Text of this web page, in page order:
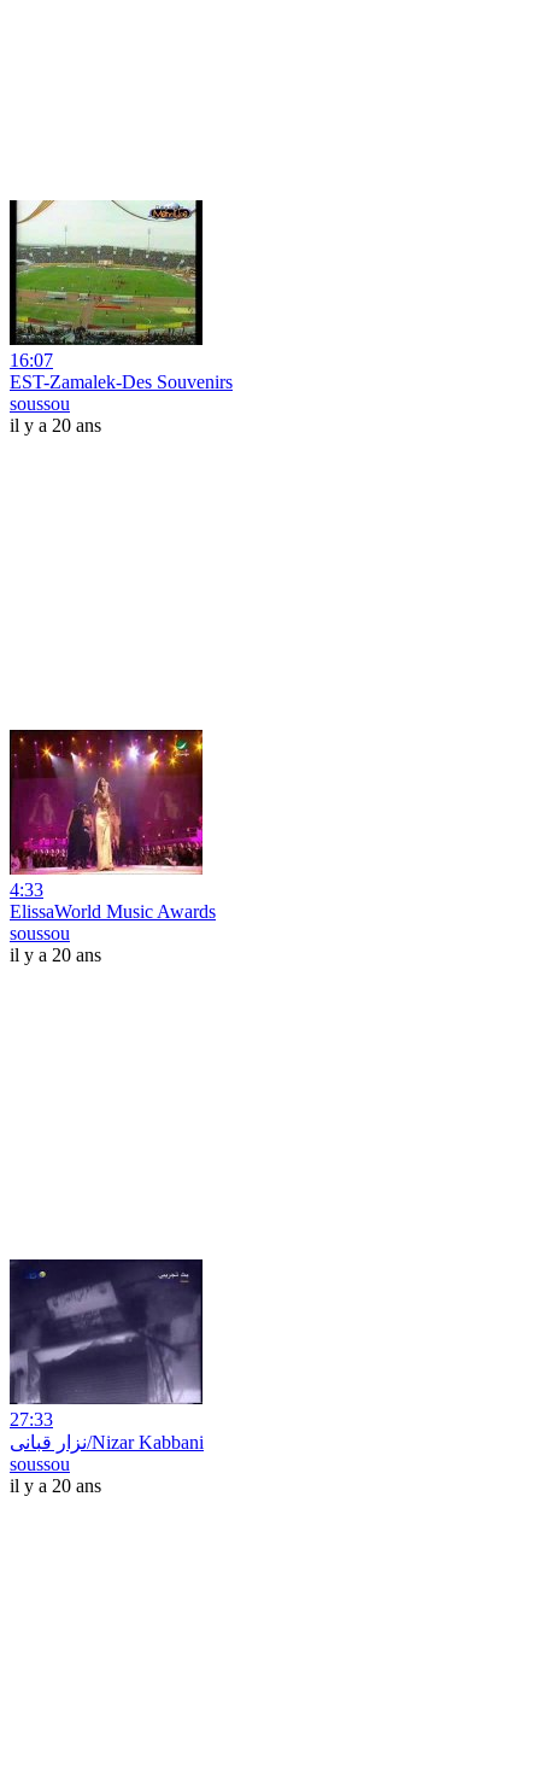
16:07
EST-Zamalek-Des Souvenirs
soussou
il y a 20 ans
4:33
ElissaWorld Music Awards
soussou
il y a 20 ans
27:33
نزار قبانى/Nizar Kabbani
soussou
il y a 20 ans